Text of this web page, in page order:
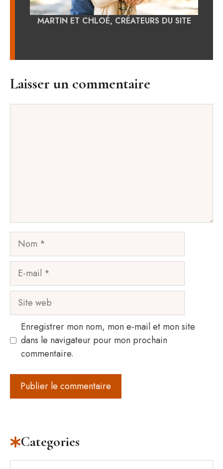
MARTIN ET CHLOÉ, CRÉATEURS DU SITE
Laisser un commentaire
Nom
Site
Enregistrer mon nom, mon e-mail et mon site
dans le navigateur pour mon prochain
commentaire.
Categories